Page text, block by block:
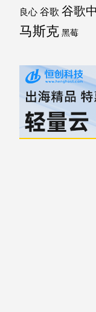
良心 谷歌 谷歌
马斯克 黑莓